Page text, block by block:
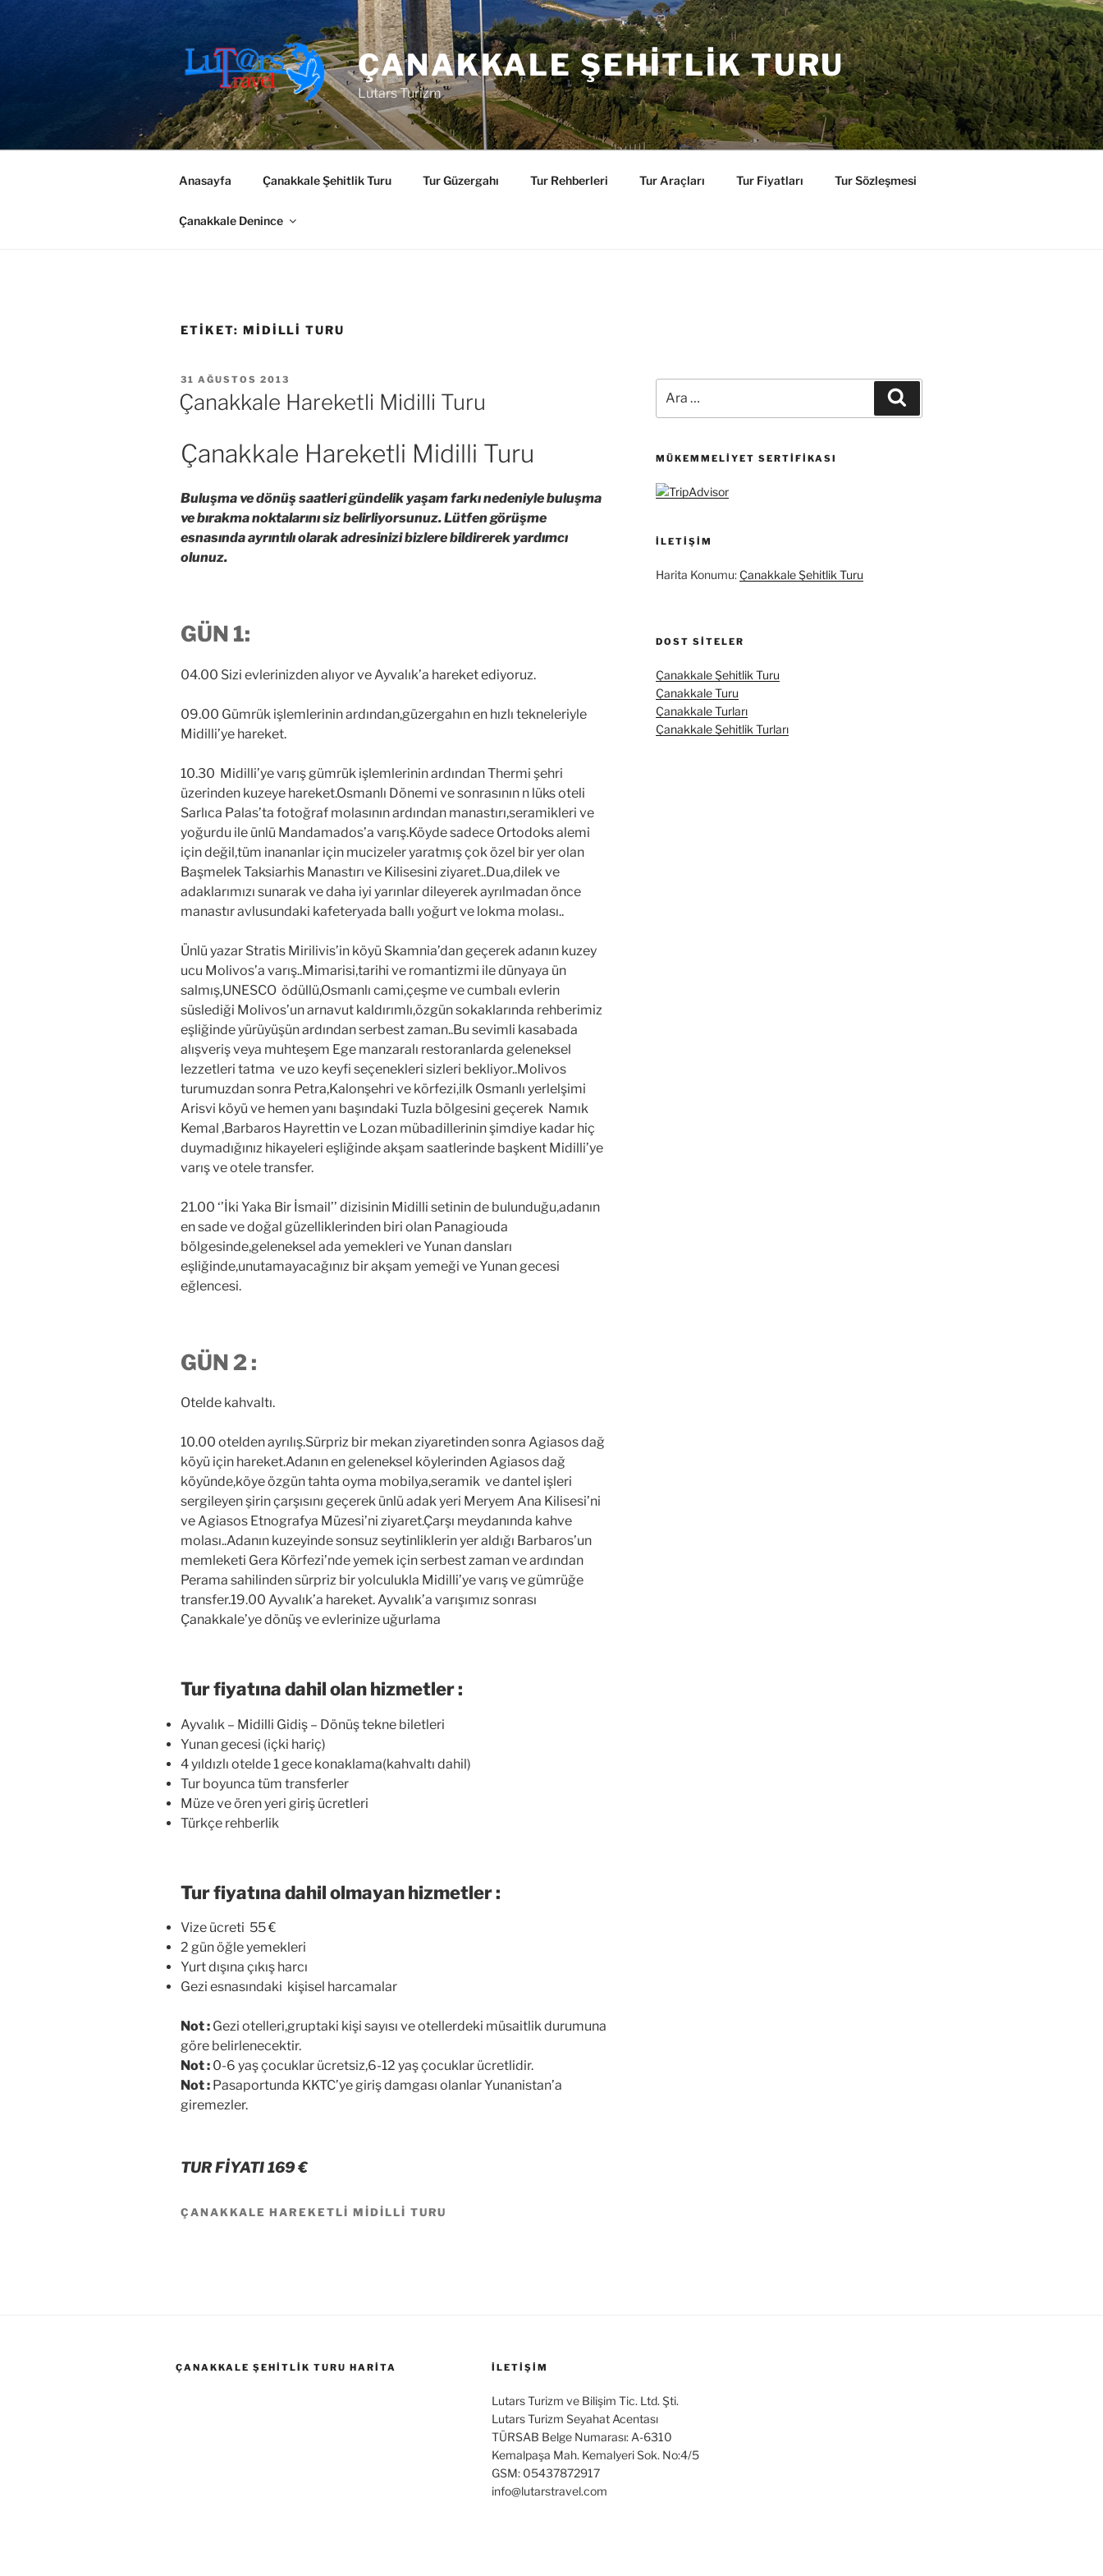
ÇANAKKALE ŞEHITLIK TURU
Lutars Turizm
Anasayfa Çanakkale Şehitlik Turu Tur Güzergahı Tur Rehberleri Tur Araçları Tur Fiyatları Tur Sözleşmesi
Çanakkale Denince
ETIKET: MIDILLI TURU
YAYIM
TARIHI
31 AĞUSTOS 2013
Çanakkale Hareketli Midilli Turu
Çanakkale Hareketli Midilli Turu
Buluşma ve dönüş saatleri gündelik yaşam farkı nedeniyle buluşma
ve bırakma noktalarını siz belirliyorsunuz. Lütfen görüşme
esnasında ayrıntılı olarak adresinizi bizlere bildirerek yardımcı
olunuz.
GÜN 1:
04.00 Sizi evlerinizden alıyor ve Ayvalık’a hareket ediyoruz.
09.00 Gümrük işlemlerinin ardından,güzergahın en hızlı tekneleriyle
Midilli’ye hareket.
10.30 Midilli’ye varış gümrük işlemlerinin ardından Thermi şehri
üzerinden kuzeye hareket.Osmanlı Dönemi ve sonrasının n lüks oteli
Sarlıca Palas’ta fotoğraf molasının ardından manastırı,seramikleri ve
yoğurdu ile ünlü Mandamados’a varış.Köyde sadece Ortodoks alemi
için değil,tüm inananlar için mucizeler yaratmış çok özel bir yer olan
Başmelek Taksiarhis Manastırı ve Kilisesini ziyaret..Dua,dilek ve
adaklarımızı sunarak ve daha iyi yarınlar dileyerek ayrılmadan önce
manastır avlusundaki kafeteryada ballı yoğurt ve lokma molası..
Ünlü yazar Stratis Mirilivis’in köyü Skamnia’dan geçerek adanın kuzey
ucu Molivos’a varış..Mimarisi,tarihi ve romantizmi ile dünyaya ün
salmış,UNESCO ödüllü,Osmanlı cami,çeşme ve cumbalı evlerin
süslediği Molivos’un arnavut kaldırımlı,özgün sokaklarında rehberimiz
eşliğinde yürüyüşün ardından serbest zaman..Bu sevimli kasabada
alışveriş veya muhteşem Ege manzaralı restoranlarda geleneksel
lezzetleri tatma ve uzo keyfi seçenekleri sizleri bekliyor..Molivos
turumuzdan sonra Petra,Kalonşehri ve körfezi,ilk Osmanlı yerlelşimi
Arisvi köyü ve hemen yanı başındaki Tuzla bölgesini geçerek Namık
Kemal ,Barbaros Hayrettin ve Lozan mübadillerinin şimdiye kadar hiç
duymadığınız hikayeleri eşliğinde akşam saatlerinde başkent Midilli’ye
varış ve otele transfer.
21.00 ‘’İki Yaka Bir İsmail’’ dizisinin Midilli setinin de bulunduğu,adanın
en sade ve doğal güzelliklerinden biri olan Panagiouda
bölgesinde,geleneksel ada yemekleri ve Yunan dansları
eşliğinde,unutamayacağınız bir akşam yemeği ve Yunan gecesi
eğlencesi.
GÜN 2 :
Otelde kahvaltı.
10.00 otelden ayrılış.Sürpriz bir mekan ziyaretinden sonra Agiasos dağ
köyü için hareket.Adanın en geleneksel köylerinden Agiasos dağ
köyünde,köye özgün tahta oyma mobilya,seramik ve dantel işleri
sergileyen şirin çarşısını geçerek ünlü adak yeri Meryem Ana Kilisesi’ni
ve Agiasos Etnografya Müzesi’ni ziyaret.Çarşı meydanında kahve
molası..Adanın kuzeyinde sonsuz seytinliklerin yer aldığı Barbaros’un
memleketi Gera Körfezi’nde yemek için serbest zaman ve ardından
Perama sahilinden sürpriz bir yolculukla Midilli’ye varış ve gümrüğe
transfer.19.00 Ayvalık’a hareket. Ayvalık’a varışımız sonrası
Çanakkale’ye dönüş ve evlerinize uğurlama
Tur fiyatına dahil olan hizmetler :
Ayvalık – Midilli Gidiş – Dönüş tekne biletleri
Yunan gecesi (içki hariç)
4 yıldızlı otelde 1 gece konaklama(kahvaltı dahil)
Tur boyunca tüm transferler
Müze ve ören yeri giriş ücretleri
Türkçe rehberlik
Tur fiyatına dahil olmayan hizmetler :
Vize ücreti 55 €
2 gün öğle yemekleri
Yurt dışına çıkış harcı
Gezi esnasındaki kişisel harcamalar
Not : Gezi otelleri,gruptaki kişi sayısı ve otellerdeki müsaitlik durumuna
göre belirlenecektir.
Not : 0-6 yaş çocuklar ücretsiz,6-12 yaş çocuklar ücretlidir.
Not : Pasaportunda KKTC’ye giriş damgası olanlar Yunanistan’a
giremezler.
TUR FİYATI 169 €
ÇANAKKALE HAREKETLI MIDILLI TURU
MÜKEMMELIYET SERTIFIKASI
İLETIŞIM
Harita Konumu: Çanakkale Şehitlik Turu
DOST SITELER
Çanakkale Şehitlik Turu
Çanakkale Turu
Çanakkale Turları
Çanakkale Şehitlik Turları
ÇANAKKALE ŞEHITLIK TURU HARITA İLETİŞİM
Lutars Turizm ve Bilişim Tic. Ltd. Şti.
Lutars Turizm Seyahat Acentası
TÜRSAB Belge Numarası: A-6310
Kemalpaşa Mah. Kemalyeri Sok. No:4/5
GSM: 05437872917
info@lutarstravel.com